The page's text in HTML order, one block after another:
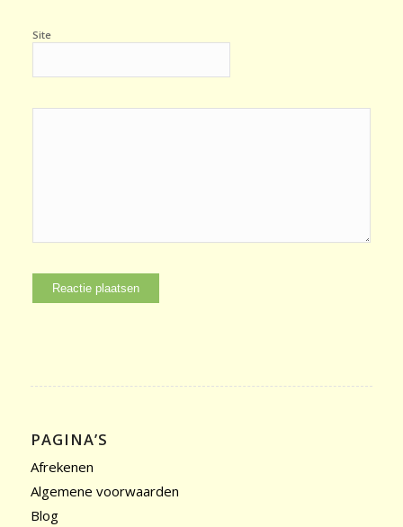
Site
PAGINA’S
Afrekenen
Algemene voorwaarden
Blog